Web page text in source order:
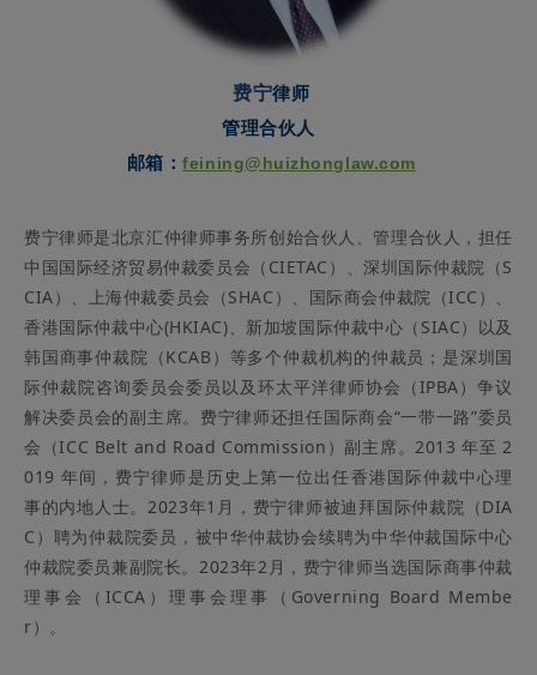
香港贸易发展局：《加强香港作为亚太地区主要国际仲裁中心的
艾伦雷德芬：《国际商事仲裁法律与实践》。
纽约公约概况简介
[17]荆门仲裁委员会：“中国企业海外仲裁十案九败”
http://www.jmac.org.c
n/a/jingmenzhongcaiwei/zhongcaidongtai/18.html ，访问时间： 2024年12月
日；人民网：“中企海外仲裁为何‘十案九败’？”
https://news.ifeng.com/c/7f
aBcTIJ5lY，访问时间：2024 年12月7日。
[18]姜丽丽：“加快中国特色涉外仲裁人才培养步伐”， http://epaper.legalda
ily.com.cn/fzrb/content/20210831/Articel10003GN.htm，访问时间：2024年
12 月7 日。
费宁律师
管理合伙人
邮箱：feining@huizhonglaw.com
费宁律师是北京汇仲律师事务所创始合伙人、管理合伙人，担任
中国国际经济贸易仲裁委员会（CIETAC）、深圳国际仲裁院（S
CIA）、上海仲裁委员会（SHAC）、国际商会仲裁院（ICC）、
香港国际仲裁中心(HKIAC)、新加坡国际仲裁中心（SIAC）以及
韩国商事仲裁院（KCAB）等多个仲裁机构的仲裁员；是深圳国
际仲裁院咨询委员会委员以及环太平洋律师协会（IPBA）争议
解决委员会的副主席。费宁律师还担任国际商会“一带一路”委员
会（ICC Belt and Road Commission）副主席。2013 年至 2
019 年间，费宁律师是历史上第一位出任香港国际仲裁中心理
事的内地人士。2023年1月，费宁律师被迪拜国际仲裁院（DIA
C）聘为仲裁院委员，被中华仲裁协会续聘为中华仲裁国际中心
仲裁院委员兼副院长。2023年2月，费宁律师当选国际商事仲裁
理事会（ICCA）理事会理事（Governing Board Membe
r）。